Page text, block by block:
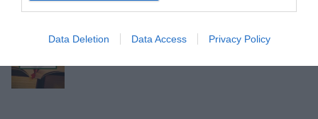
Data Deletion Data Access Privacy Policy
Brutál nehéz nyolc kvízkérdés: Le a kalappal, ha